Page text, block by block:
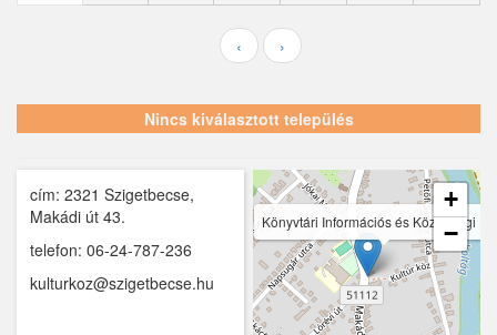
Hernád
Iklad
Ipolydamásd
Ipolytölgyes
‹ ›
Nincs kiválasztott település
cím: 2321 Szigetbecse,
Makádi út 43.
telefon: 06-24-787-236
kulturkoz@szigetbecse.hu
Könyvtári Információs és Közösségi
+
−